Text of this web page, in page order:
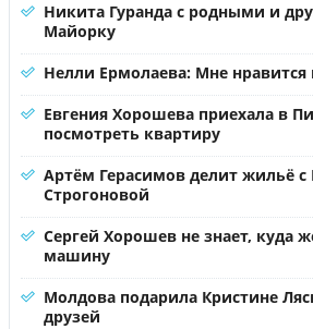
Никита Гуранда с родными и
Майорку
Нелли Ермолаева: Мне нравится
Евгения Хорошева приехала в
посмотреть квартиру
Артём Герасимов делит жильё с
Строгоновой
Сергей Хорошев не знает, куда
машину
Молдова подарила Кристине
друзей